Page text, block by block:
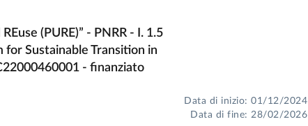
Emilia
(PURE)” - PNRR - I. 1.5
Sustainable Transition in
- finanziato
Data di inizio: 01/12/2024
Data di fine: 28/02/2026